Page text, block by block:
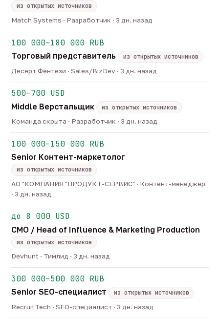
из открытых источников
Match Systems · Разработчик · 3 дн. назад
100 000–180 000 RUB
Торговый представитель
из открытых источников
Десерт Фентези · Sales/BizDev · 3 дн. назад
500–700 USD
Middle Верстальщик
из открытых источников
Команда скрыта · Разработчик · 3 дн. назад
100 000–150 000 RUB
Senior Контент-маркетолог
из открытых источников
АО "КОМПАНИЯ "ПРОДУКТ-СЕРВИС" · Контент-менеджер
· 3 дн. назад
до 8 000 USD
CMO / Head of Influence & Marketing Production
из открытых источников
Devhunt · Тимлид · 3 дн. назад
300 000–500 000 RUB
Senior SEO-специалист
из открытых источников
RecruitTech · SEO-специалист · 3 дн. назад